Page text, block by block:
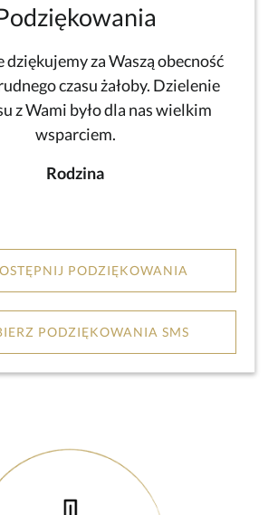
dziękujemy za Waszą obecność
czasu żałoby. Dzielenie
z Wami było dla nas wielkim
wsparciem.
Rodzina
PODZIĘKOWANIA
PODZIĘKOWANIA SMS